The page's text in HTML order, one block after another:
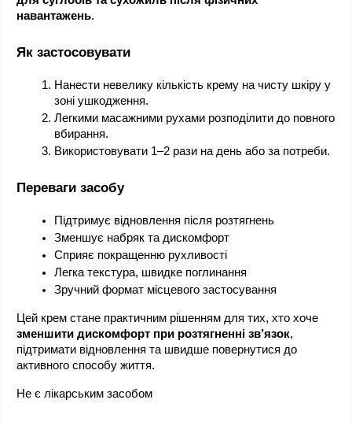
навантажень.
Як застосовувати
Нанести невелику кількість крему на чисту шкіру у
зоні ушкодження.
Легкими масажними рухами розподілити до повного
вбирання.
Використовувати 1–2 рази на день або за потреби.
Переваги засобу
Підтримує відновлення після розтягнень
Зменшує набряк та дискомфорт
Сприяє покращенню рухливості
Легка текстура, швидке поглинання
Зручний формат місцевого застосування
зменшити дискомфорт при розтягненні зв’язок,
підтримати відновлення та швидше повернутися до
активного способу життя.
Не є лікарським засобом